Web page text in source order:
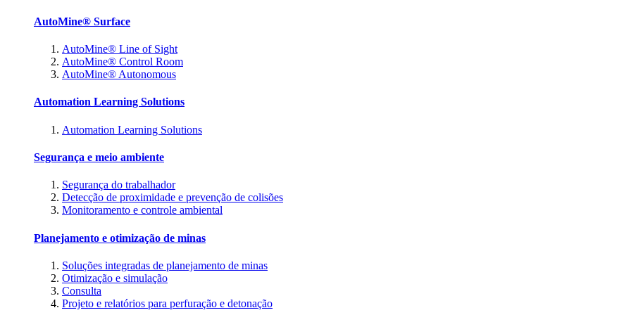
AutoMine® Surface
AutoMine® Line of Sight
AutoMine® Control Room
AutoMine® Autonomous
Automation Learning Solutions
Automation Learning Solutions
Segurança e meio ambiente
Segurança do trabalhador
Detecção de proximidade e prevenção de colisões
Monitoramento e controle ambiental
Planejamento e otimização de minas
Soluções integradas de planejamento de minas
Otimização e simulação
Consulta
Projeto e relatórios para perfuração e detonação